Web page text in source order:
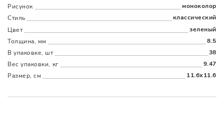
Рисунок
моноколор
Стиль
классический
Цвет
зеленый
Толщина, мм
8.5
В упаковке, шт
38
Вес упаковки, кг
9.47
Размер, см
11.6x11.6